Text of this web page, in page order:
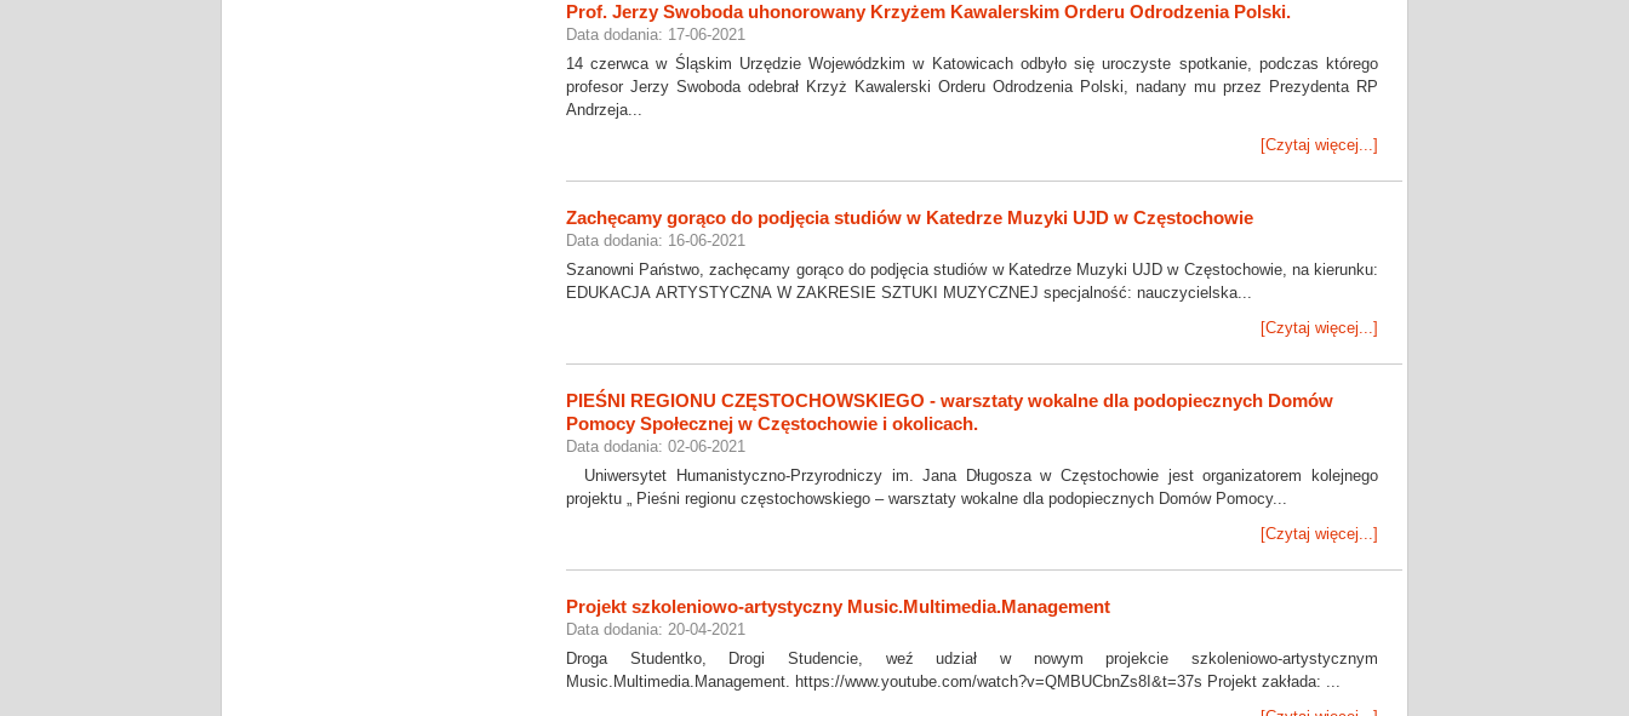
Prof. Jerzy Swoboda uhonorowany Krzyżem Kawalerskim Orderu Odrodzenia Polski.
Data dodania: 17-06-2021
14 czerwca w Śląskim Urzędzie Wojewódzkim w Katowicach odbyło się uroczyste spotkanie, podczas którego
profesor Jerzy Swoboda odebrał Krzyż Kawalerski Orderu Odrodzenia Polski, nadany mu przez Prezydenta RP
Andrzeja...
[Czytaj więcej...]
Zachęcamy gorąco do podjęcia studiów w Katedrze Muzyki UJD w Częstochowie
Data dodania: 16-06-2021
Szanowni Państwo, zachęcamy gorąco do podjęcia studiów w Katedrze Muzyki UJD w Częstochowie, na kierunku:
EDUKACJA ARTYSTYCZNA W ZAKRESIE SZTUKI MUZYCZNEJ specjalność: nauczycielska...
[Czytaj więcej...]
PIEŚNI REGIONU CZĘSTOCHOWSKIEGO - warsztaty wokalne dla podopiecznych Domów
Pomocy Społecznej w Częstochowie i okolicach.
Data dodania: 02-06-2021
Uniwersytet Humanistyczno-Przyrodniczy im. Jana Długosza w Częstochowie jest organizatorem kolejnego
projektu „ Pieśni regionu częstochowskiego – warsztaty wokalne dla podopiecznych Domów Pomocy...
[Czytaj więcej...]
Projekt szkoleniowo-artystyczny Music.Multimedia.Management
Data dodania: 20-04-2021
Droga Studentko, Drogi Studencie, weź udział w nowym projekcie szkoleniowo-artystycznym
Music.Multimedia.Management. https://www.youtube.com/watch?v=QMBUCbnZs8I&t=37s Projekt zakłada: ...